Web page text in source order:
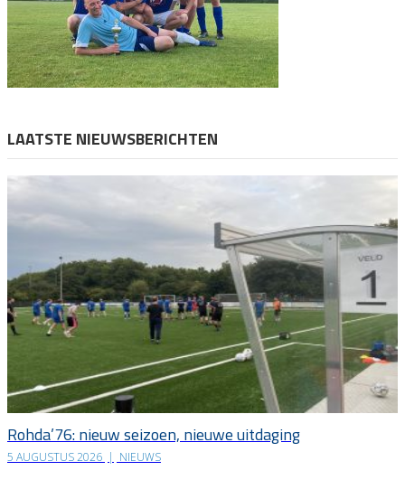
LAATSTE NIEUWSBERICHTEN
Rohda’76: nieuw seizoen, nieuwe uitdaging
5 AUGUSTUS 2026 | NIEUWS